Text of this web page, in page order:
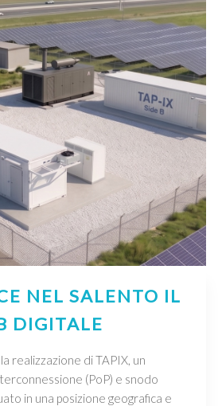
NEL SALENTO IL
DIGITALE
realizzazione di TAPIX, un
(PoP) e snodo
in una posizione geografica e